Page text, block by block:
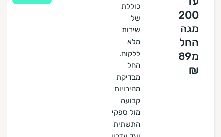
200
מגה
החל
מ89
כוללת
שירות
ללקוח.
מבדיקת
מהירויות
קבועה
מול ספקי
התשתית